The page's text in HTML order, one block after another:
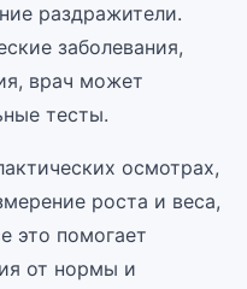
раздражители.
заболевания,
врач может
тесты.
осмотрах,
роста и веса,
это помогает
от нормы и